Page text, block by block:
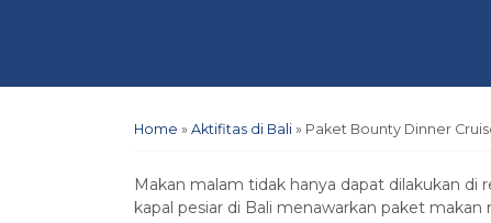
Home » Aktifitas di Bali » Paket Bounty Dinner
Makan malam tidak hanya dapat dilakukan di
kapal pesiar di Bali menawarkan paket